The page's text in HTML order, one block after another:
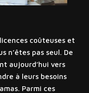
coûteuses et
n’êtes pas seul. De
aujourd’hui vers
à leurs besoins
Parmi ces